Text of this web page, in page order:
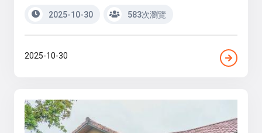
2025-10-30 583次瀏覽
2025-10-30